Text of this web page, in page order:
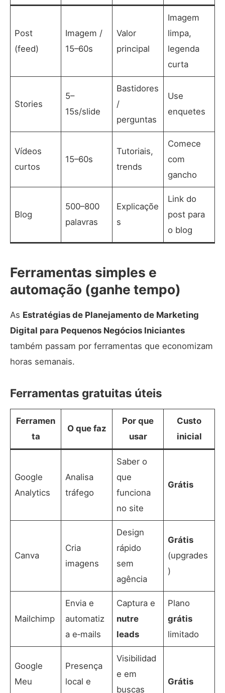
Post
(feed)
Imagem /
15–60s
Valor
principal
Imagem
limpa,
legenda
curta
Stories
5–
15s/slide
Bastidores
/
perguntas
Use
enquetes
Vídeos
curtos
15–60s
Tutoriais,
trends
Comece
com
gancho
Blog
500–800
palavras
Explicaçõe
s
Link do
post para
o blog
Ferramentas simples e
automação (ganhe tempo)
As Estratégias de Planejamento de Marketing
Digital para Pequenos Negócios Iniciantes
também passam por ferramentas que economizam
horas semanais.
Ferramentas gratuitas úteis
Ferramen
ta
O que faz
Por que
usar
Custo
inicial
Google
Analytics
Analisa
tráfego
Saber o
que
funciona
no site
Grátis
Canva
Cria
imagens
Design
rápido
sem
agência
Grátis
(upgrades
)
Mailchimp
Envia e
automatiz
a e‑mails
Captura e
nutre
leads
Plano
grátis
limitado
Google
Meu
Presença
local e
Visibilidad
e em
buscas
Grátis